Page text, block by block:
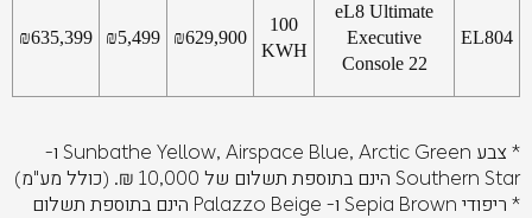
EL804
eL8 Ultimate
Executive
Console 22
100
KWH
₪629,900
₪5,499
₪635,399
* צבע Sunbathe Yellow, Airspace Blue, Arctic Green ו-
Southern Star הינם בתוספת תשלום של 10,000 ₪. (כולל מע"מ)
* ריפודי Sepia Brown ו- Palazzo Beige הינם בתוספת תשלום